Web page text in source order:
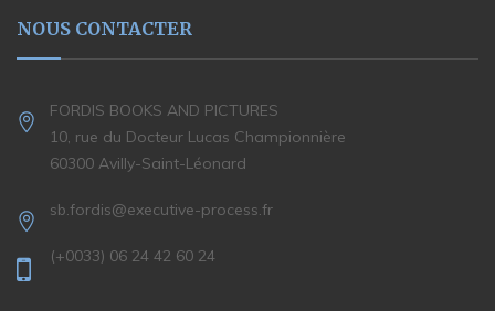
NOUS CONTACTER
FORDIS BOOKS AND PICTURES
10, rue du Docteur Lucas Championnière
60300 Avilly-Saint-Léonard
sb.fordis@executive-process.fr
(+0033) 06 24 42 60 24